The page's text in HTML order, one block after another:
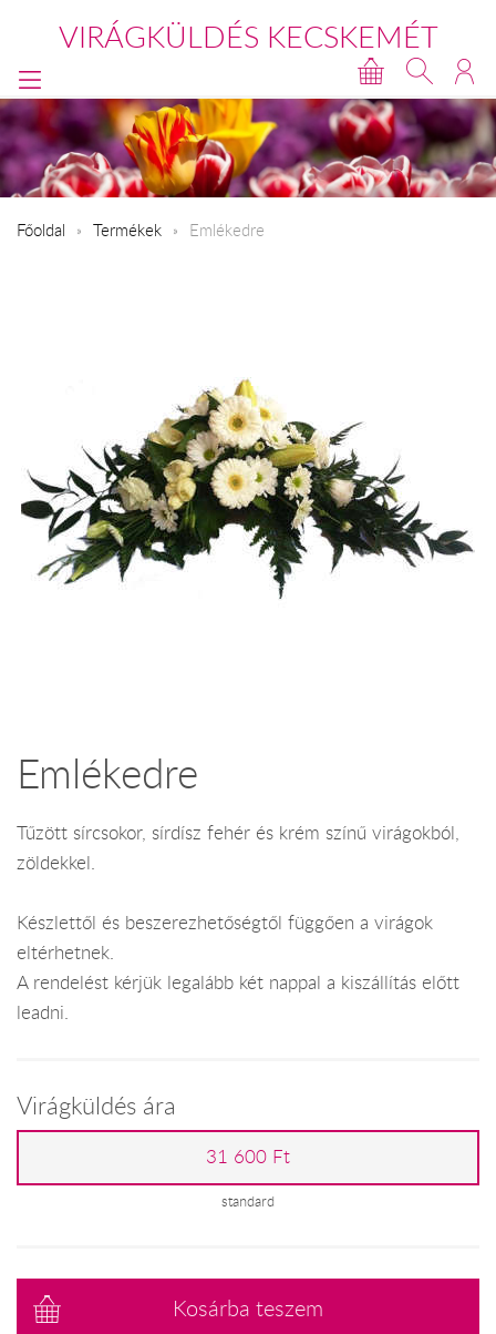
VIRÁGKÜLDÉS KECSKEMÉT
Főoldal Termékek Emlékedre
Emlékedre
Tűzött sírcsokor, sírdísz fehér és krém színű virágokból,
zöldekkel.
Készlettől és beszerezhetőségtől függően a virágok
eltérhetnek.
A rendelést kérjük legalább két nappal a kiszállítás előtt
leadni.
Virágküldés ára
31 600 Ft
standard
Kosárba teszem